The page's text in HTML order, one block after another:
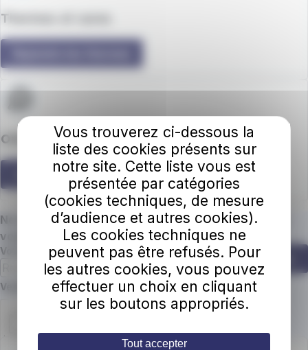
Thermes et cures
ONDY : Le livret découverte
Je pars à l'aventure
Ne manquez plus une miette de nos actus ! Abonnez
vous à la newsletter.
Votre adresse e-mail
S'abonner
Champ requis
Veuillez confirmer que vous n'êtes pas un robot.
Vous trouverez ci-dessous la
liste des cookies présents sur
notre site. Cette liste vous est
présentée par catégories
(cookies techniques, de mesure
d’audience et autres cookies).
Les cookies techniques ne
peuvent pas être refusés. Pour
les autres cookies, vous pouvez
effectuer un choix en cliquant
sur les boutons appropriés.
Tout accepter